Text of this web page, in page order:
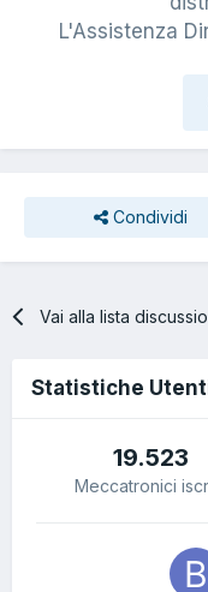
L'Assistenza
Condividi
Vai alla lista
Statistiche
19.523
Meccatronici